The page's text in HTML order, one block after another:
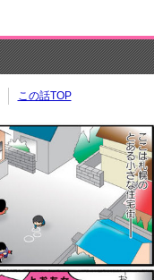
この話TOP